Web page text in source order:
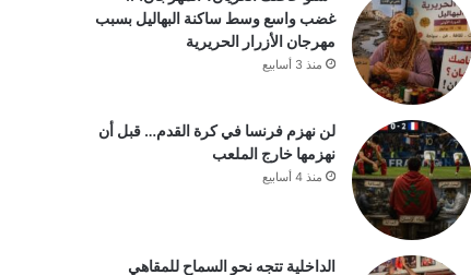
غضب واسع وسط ساكنة البهاليل بسبب
مهرجان الأزرار الحريرية
منذ 3 أسابيع
لن نهزم فرنسا في كرة القدم… قبل أن
نهزمها خارج الملعب
منذ 4 أسابيع
الداخلية تتجه نحو السماح للمقاهي